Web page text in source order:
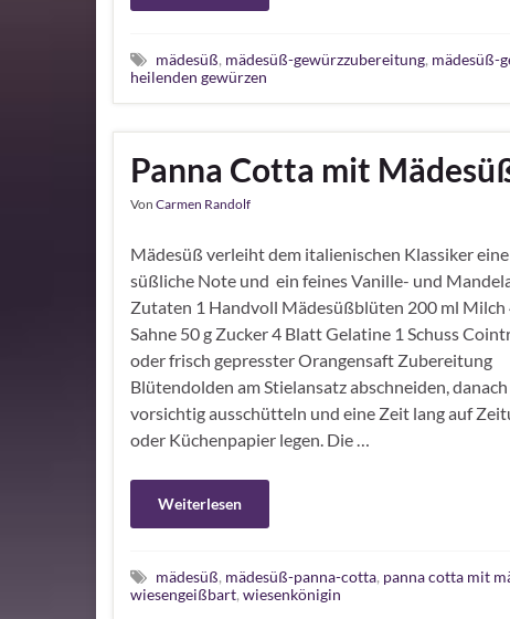
mädesüß, mädesüß-gewürzzubereitung, mädesüß-
heilenden gewürzen
Panna Cotta mit
Von Carmen Randolf
Mädesüß verleiht dem italienischen Klassiker eine
süßliche Note und ein feines Vanille- und
Zutaten 1 Handvoll Mädesüßblüten 200 ml Milch
Sahne 50 g Zucker 4 Blatt Gelatine 1 Schuss
oder frisch gepresster Orangensaft Zubereitung
Blütendolden am Stielansatz abschneiden, danach
vorsichtig ausschütteln und eine Zeit lang auf
oder Küchenpapier legen. Die …
Weiterlesen
mädesüß, mädesüß-panna-cotta, panna cotta mit
wiesengeißbart, wiesenkönigin